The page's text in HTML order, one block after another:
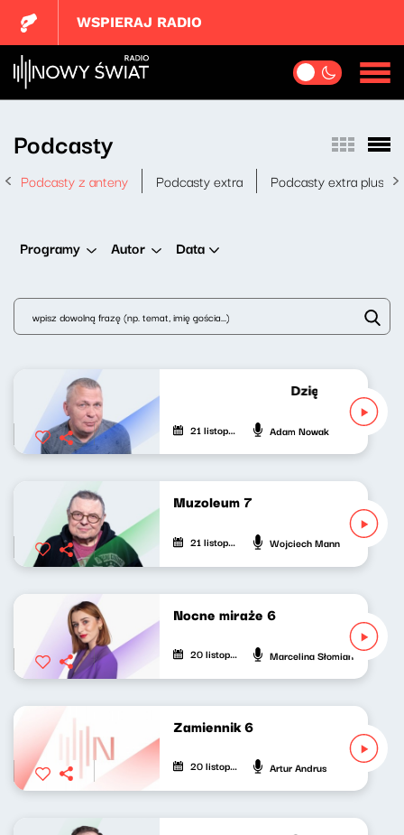
WSPIERAJ RADIO
Podcasty
Podcasty z anteny Podcasty extra Podcasty extra plus
Programy Autor Data
Dziękuję za
21 listopada 2022 Adam Nowak
Muzoleum 7
21 listopada 2022 Wojciech Mann
Nocne miraże 6
20 listopada 2022 Marcelina Słomian
Zamiennik 6
20 listopada 2022 Artur Andrus